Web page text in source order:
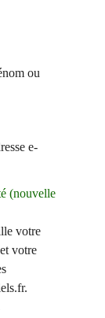
ou
e-
(nouvelle
votre
votre